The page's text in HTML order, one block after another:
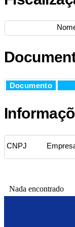
Documento
CNPJ
Nada encontrado